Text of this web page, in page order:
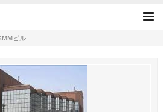
ル(小倉駅／北九州市小倉北
ビル